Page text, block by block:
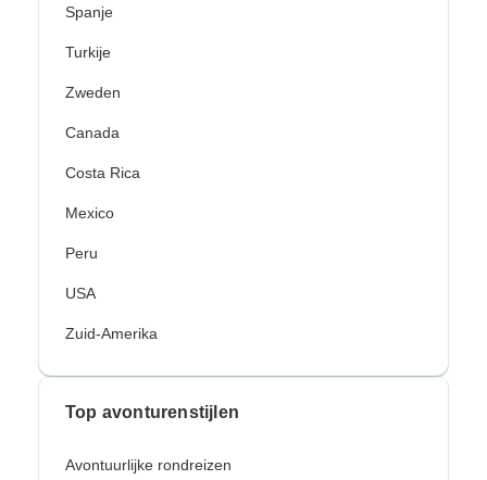
Spanje
Turkije
Zweden
Canada
Costa Rica
Mexico
Peru
USA
Zuid-Amerika
Top avonturenstijlen
Avontuurlijke rondreizen